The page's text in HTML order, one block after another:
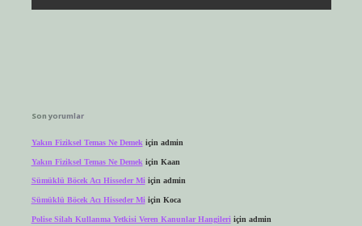
Son yorumlar
Yakın Fiziksel Temas Ne Demek için admin
Yakın Fiziksel Temas Ne Demek için Kaan
Sümüklü Böcek Acı Hisseder Miiçin admin
Sümüklü Böcek Acı Hisseder Mi için Koca
Polise Silah Kullanma Yetkisi Veren Kanunlar Hangileri için admin